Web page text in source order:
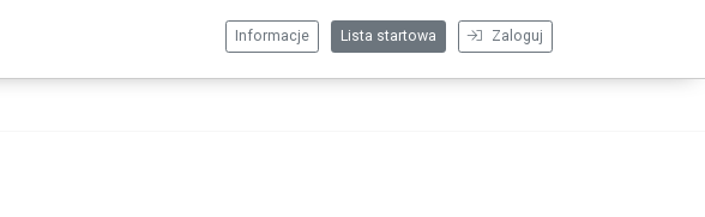
Zaloguj
Lista startowa
Informacje